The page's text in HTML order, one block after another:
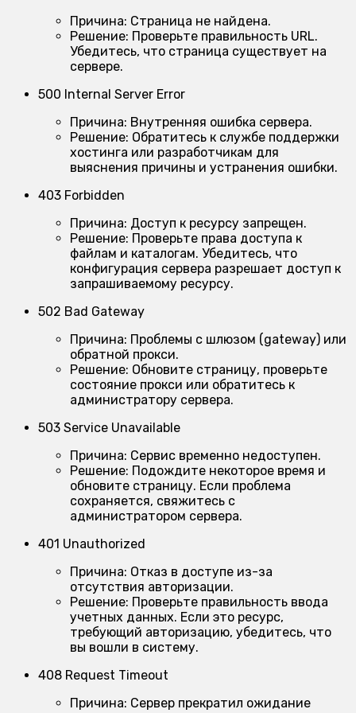
Причина: Страница не найдена.
Решение: Проверьте правильность URL.
Убедитесь, что страница существует на
сервере.
500 Internal Server Error
Причина: Внутренняя ошибка сервера.
Решение: Обратитесь к службе поддержки
хостинга или разработчикам для
выяснения причины и устранения ошибки.
403 Forbidden
Причина: Доступ к ресурсу запрещен.
Решение: Проверьте права доступа к
файлам и каталогам. Убедитесь, что
конфигурация сервера разрешает доступ к
запрашиваемому ресурсу.
502 Bad Gateway
Причина: Проблемы с шлюзом (gateway) или
обратной прокси.
Решение: Обновите страницу, проверьте
состояние прокси или обратитесь к
администратору сервера.
503 Service Unavailable
Причина: Сервис временно недоступен.
Решение: Подождите некоторое время и
обновите страницу. Если проблема
сохраняется, свяжитесь с
администратором сервера.
401 Unauthorized
Причина: Отказ в доступе из-за
отсутствия авторизации.
Решение: Проверьте правильность ввода
учетных данных. Если это ресурс,
требующий авторизацию, убедитесь, что
вы вошли в систему.
408 Request Timeout
Причина: Сервер прекратил ожидание